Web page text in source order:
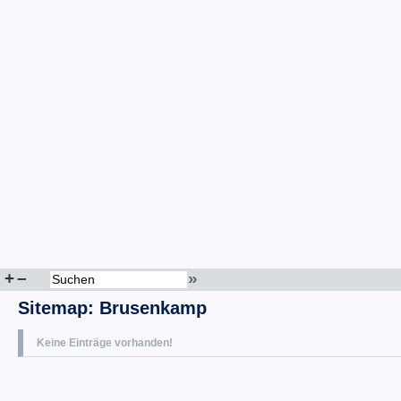
+– »
Sitemap: Brusenkamp
Keine Einträge vorhanden!